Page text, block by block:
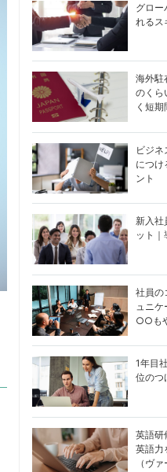
グロー
れるス
海外駐
のく
く短
ビジ
につ
ント
新入社
ット
社員の
ュニ
○○も
1年目
位のつ
英語研
英語力
（ヴ